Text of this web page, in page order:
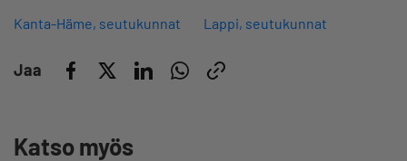
Kanta-Häme, seutukunnat Lappi, seutukunnat
Jaa
Katso myös